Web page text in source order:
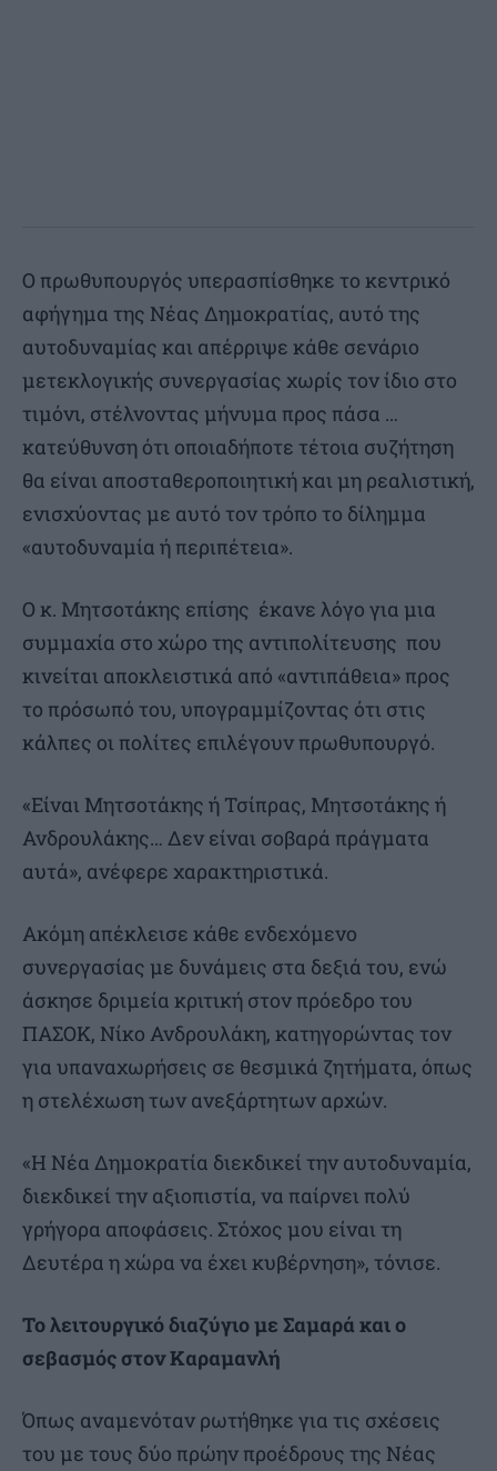
Ο πρωθυπουργός υπερασπίσθηκε το κεντρικό
αφήγημα της Νέας Δημοκρατίας, αυτό της
αυτοδυναμίας και απέρριψε κάθε σενάριο
μετεκλογικής συνεργασίας χωρίς τον ίδιο στο
τιμόνι, στέλνοντας μήνυμα προς πάσα …
κατεύθυνση ότι οποιαδήποτε τέτοια συζήτηση
θα είναι αποσταθεροποιητική και μη ρεαλιστική,
ενισχύοντας με αυτό τον τρόπο το δίλημμα
«αυτοδυναμία ή περιπέτεια».
Ο κ. Μητσοτάκης επίσης έκανε λόγο για μια
συμμαχία στο χώρο της αντιπολίτευσης που
κινείται αποκλειστικά από «αντιπάθεια» προς
το πρόσωπό του, υπογραμμίζοντας ότι στις
κάλπες οι πολίτες επιλέγουν πρωθυπουργό.
«Είναι Μητσοτάκης ή Τσίπρας, Μητσοτάκης ή
Ανδρουλάκης… Δεν είναι σοβαρά πράγματα
αυτά», ανέφερε χαρακτηριστικά.
Ακόμη απέκλεισε κάθε ενδεχόμενο
συνεργασίας με δυνάμεις στα δεξιά του, ενώ
άσκησε δριμεία κριτική στον πρόεδρο του
ΠΑΣΟΚ, Νίκο Ανδρουλάκη, κατηγορώντας τον
για υπαναχωρήσεις σε θεσμικά ζητήματα, όπως
η στελέχωση των ανεξάρτητων αρχών.
«Η Νέα Δημοκρατία διεκδικεί την αυτοδυναμία,
διεκδικεί την αξιοπιστία, να παίρνει πολύ
γρήγορα αποφάσεις. Στόχος μου είναι τη
Δευτέρα η χώρα να έχει κυβέρνηση», τόνισε.
Το λειτουργικό διαζύγιο με Σαμαρά και ο
σεβασμός στον Καραμανλή
Όπως αναμενόταν ρωτήθηκε για τις σχέσεις
του με τους δύο πρώην προέδρους της Νέας